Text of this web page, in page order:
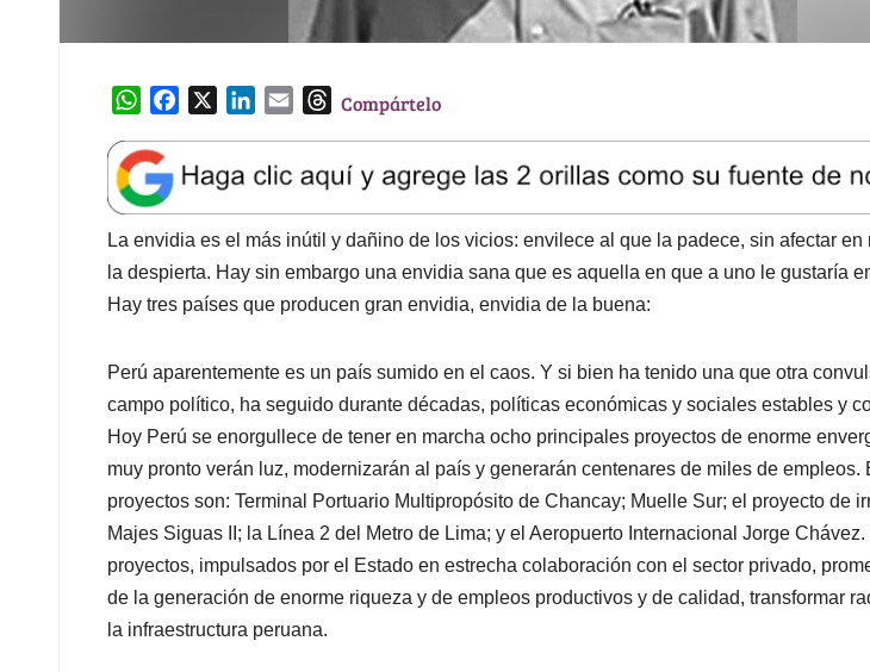
W
a
t
s
A
p
p
e
b
o
o
k
k
e
d
I
n
l
T
e
a
d
s
Compártelo
La envidia es el más inútil y dañino de los vicios: envilece al que la padece, sin afectar en
la despierta. Hay sin embargo una envidia sana que es aquella en que a uno le gustaría
Hay tres países que producen gran envidia, envidia de la buena:
Perú aparentemente es un país sumido en el caos. Y si bien ha tenido una que otra
campo político, ha seguido durante décadas, políticas económicas y sociales estables y
Hoy Perú se enorgullece de tener en marcha ocho principales proyectos de enorme
muy pronto verán luz, modernizarán al país y generarán centenares de miles de empleos.
proyectos son: Terminal Portuario Multipropósito de Chancay; Muelle Sur; el proyecto de
Majes Siguas II; la Línea 2 del Metro de Lima; y el Aeropuerto Internacional Jorge
proyectos, impulsados por el Estado en estrecha colaboración con el sector privado,
de la generación de enorme riqueza y de empleos productivos y de calidad, transformar
la infraestructura peruana.